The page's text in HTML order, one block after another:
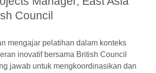
Council
mengajar pelatihan dalam konteks
inovatif bersama British Council
jawab untuk mengkoordinasikan dan